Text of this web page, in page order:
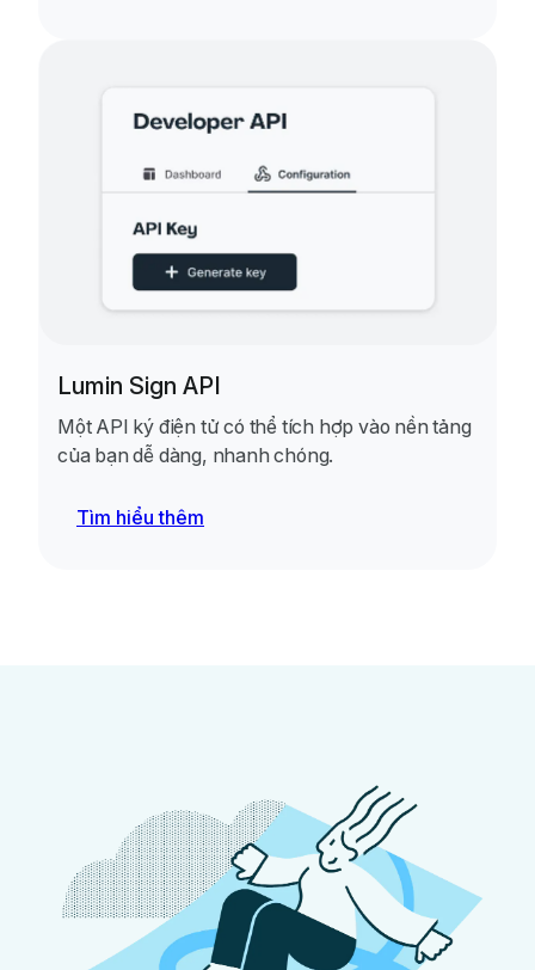
Lumin Sign API
Một API ký điện tử có thể tích hợp vào nền tảng
của bạn dễ dàng, nhanh chóng.
Tìm hiểu thêm